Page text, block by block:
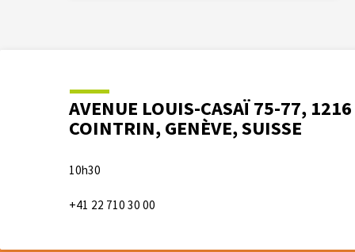
AVENUE LOUIS-CASAÏ 75-77, 1216
COINTRIN, GENÈVE, SUISSE
10h30
+41 22 710 30 00